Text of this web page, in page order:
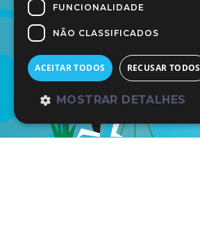
FUNCIONALIDADE
NÃO CLASSIFICADOS
ACEITAR TODOS RECUSAR TODOS
MOSTRAR DETALHES